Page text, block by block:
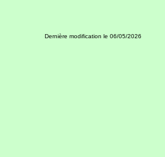
Dernière modification le 06/05/2026